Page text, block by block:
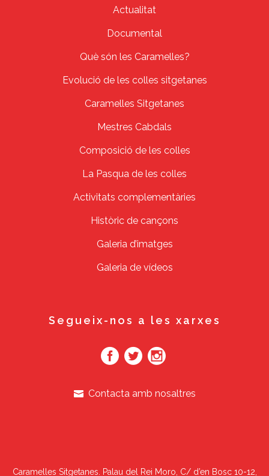
Actualitat
Documental
Què són les Caramelles?
Evolució de les colles sitgetanes
Caramelles Sitgetanes
Mestres Cabdals
Composició de les colles
La Pasqua de les colles
Activitats complementàries
Històric de cançons
Galeria d’imatges
Galeria de vídeos
Segueix-nos a les xarxes
Contacta amb nosaltres
Caramelles Sitgetanes. Palau del Rei Moro, C/ d’en Bosc 10-12,